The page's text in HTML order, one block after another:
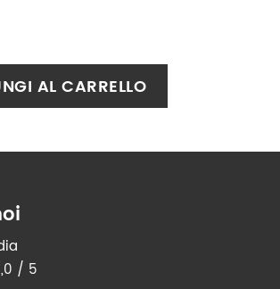
AL CARRELLO
/ 5